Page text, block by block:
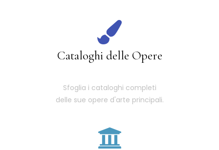
Cataloghi delle Opere
Sfoglia i cataloghi completi
delle sue opere d'arte principali.